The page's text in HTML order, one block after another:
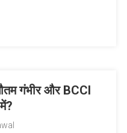
गंभीर और BCCI